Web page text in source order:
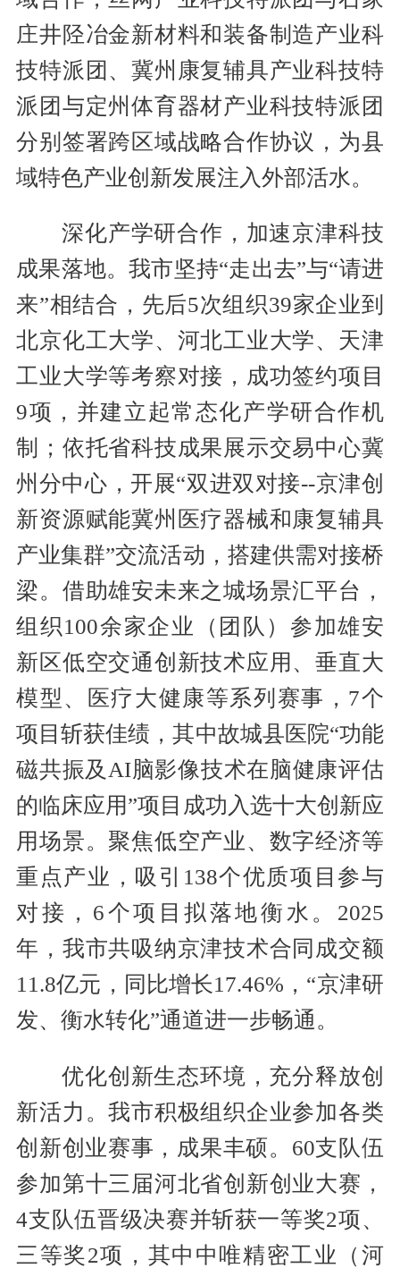
庄井陉冶金新材料和装备制造产业科
技特派团、冀州康复辅具产业科技特
派团与定州体育器材产业科技特派团
分别签署跨区域战略合作协议，为县
域特色产业创新发展注入外部活水。
深化产学研合作，加速京津科技
成果落地。我市坚持“走出去”与“请进
来”相结合，先后5次组织39家企业到
北京化工大学、河北工业大学、天津
工业大学等考察对接，成功签约项目
9项，并建立起常态化产学研合作机
制；依托省科技成果展示交易中心冀
州分中心，开展“双进双对接--京津创
新资源赋能冀州医疗器械和康复辅具
产业集群”交流活动，搭建供需对接桥
梁。借助雄安未来之城场景汇平台，
组织100余家企业（团队）参加雄安
新区低空交通创新技术应用、垂直大
模型、医疗大健康等系列赛事，7个
项目斩获佳绩，其中故城县医院“功能
磁共振及AI脑影像技术在脑健康评估
的临床应用”项目成功入选十大创新应
用场景。聚焦低空产业、数字经济等
重点产业，吸引138个优质项目参与
对接，6个项目拟落地衡水。2025
年，我市共吸纳京津技术合同成交额
11.8亿元，同比增长17.46%，“京津研
发、衡水转化”通道进一步畅通。
优化创新生态环境，充分释放创
新活力。我市积极组织企业参加各类
创新创业赛事，成果丰硕。60支队伍
参加第十三届河北省创新创业大赛，
4支队伍晋级决赛并斩获一等奖2项、
三等奖2项，其中中唯精密工业（河